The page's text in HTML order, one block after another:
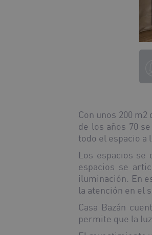
Con unos 200 m2
de los años 70
todo el espacio a
Los espacios se
espacios se
iluminación. En
la atención en el
Casa Bazán
permite que la